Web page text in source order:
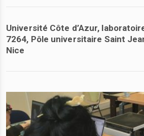
Université Côte d’Azur,
7264, Pôle universitaire Saint
Nice